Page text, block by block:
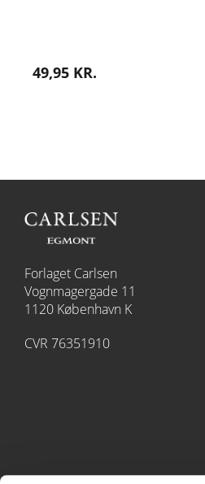
49,95 KR.
Forlaget Carlsen
Vognmagergade 11
1120 København K
CVR 76351910